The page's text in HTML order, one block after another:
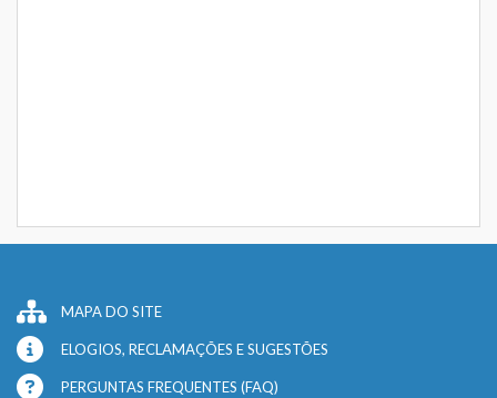
MAPA DO SITE
ELOGIOS, RECLAMAÇÕES E SUGESTÕES
PERGUNTAS FREQUENTES (FAQ)